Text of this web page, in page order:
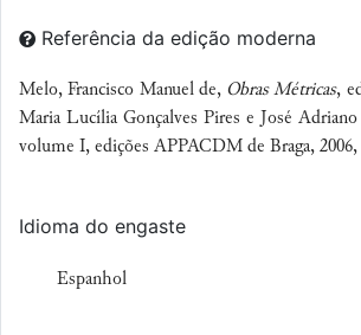
Referência da edição moderna
Melo, Francisco Manuel de, Obras Métricas,
Maria Lucília Gonçalves Pires e José
volume I, edições APPACDM de Braga, 2006,
Idioma do engaste
Espanhol